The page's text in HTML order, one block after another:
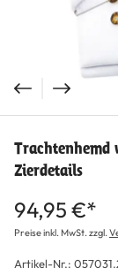
Trachtenhemd
Zierdetails
94,95 €*
Preise inkl. MwSt. zzgl.
Artikel-Nr.: